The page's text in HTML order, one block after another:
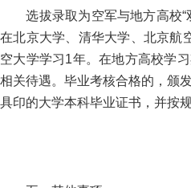
选拔录取为空军与地方高校“
在北京大学、清华大学、北京航
空大学学习1年。在地方高校学
相关待遇。毕业考核合格的，颁
具印的大学本科毕业证书，并按